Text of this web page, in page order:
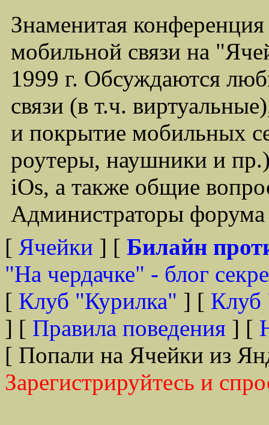
Знаменитая
мобильной связи на
1999 г. Обсуждаются
связи (в т.ч.
и покрытие мобильных
роутеры, наушники и
iOs, а также общие
Администраторы
[ Ячейки ] [ Билайн
"На чердачке" - блог
[ Клуб "Курилка" ] [ Клуб
] [ Правила поведения ] [
[ Попали на Ячейки из
Зарегистрируйтесь и